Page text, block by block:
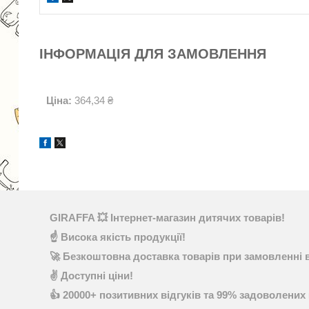
ІНФОРМАЦІЯ ДЛЯ ЗАМОВЛЕННЯ
Ціна: 364,34 ₴
GIRAFFA 💥 Інтернет-магазин дитячих товарів!
☝ Висока якість продукції!
🚀 Безкоштовна доставка товарів при замовленні
✌ Доступні ціни!
👍 20000+ позитивних відгуків та 99% задоволених